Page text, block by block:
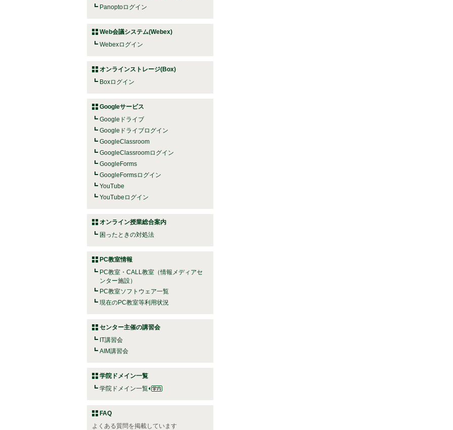
Panoptoログイン
Web会議システム(Webex)
Webexログイン
オンラインストレージ(Box)
Boxログイン
Googleサービス
Googleドライブ
Googleドライブログイン
GoogleClassroom
GoogleClassroomログイン
GoogleForms
GoogleFormsログイン
YouTube
YouTubeログイン
オンライン授業総合案内
困ったときの対処法
PC教室情報
PC教室・CALL教室（情報メディアセ
ンター施設）
PC教室ソフトウェア一覧
現在のPC教室等利用状況
センター主催の講習会
IT講習会
AIM講習会
学院ドメイン一覧
学院ドメイン一覧
FAQ
よくある質問を掲載しています